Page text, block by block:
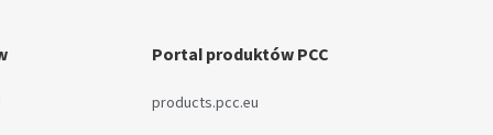
Portal produktów PCC
products.pcc.eu